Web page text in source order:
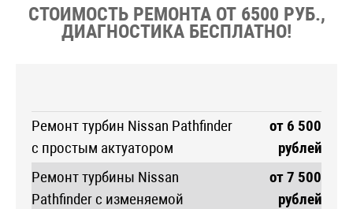
СТОИМОСТЬ РЕМОНТА ОТ 6500 РУБ.,
ДИАГНОСТИКА БЕСПЛАТНО!
Ремонт турбин Nissan Pathfinder
с простым актуатором
от 6 500
рублей
Ремонт турбины Nissan
Pathfinder с изменяемой
от 7 500
рублей